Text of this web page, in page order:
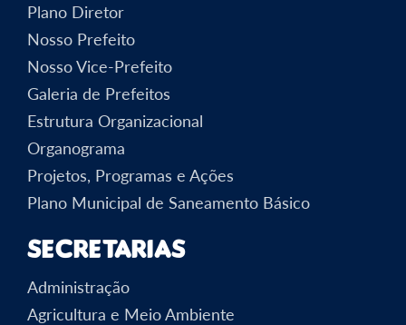
Plano Diretor
Nosso Prefeito
Nosso Vice-Prefeito
Galeria de Prefeitos
Estrutura Organizacional
Organograma
Projetos, Programas e Ações
Plano Municipal de Saneamento Básico
Secretarias
Administração
Agricultura e Meio Ambiente